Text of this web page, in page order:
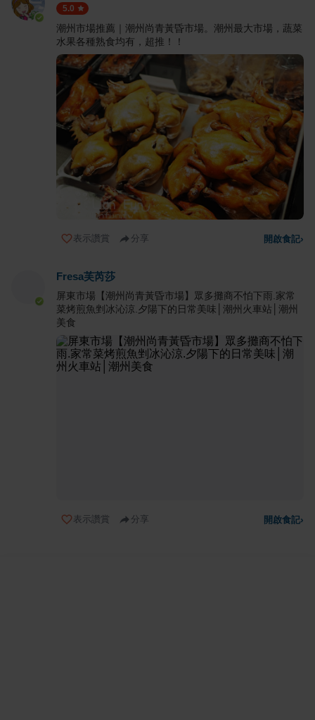
5.0
潮州市場推薦｜潮州尚青黃昏市場。潮州最大市場，蔬菜
水果各種熟食均有，超推！！
表示讚賞 分享 開啟食記›
Fresa芙芮莎
屏東市場【潮州尚青黃昏市場】眾多攤商不怕下雨.家常
菜烤煎魚剉冰沁涼.夕陽下的日常美味│潮州火車站│潮州
美食
表示讚賞 分享 開啟食記›